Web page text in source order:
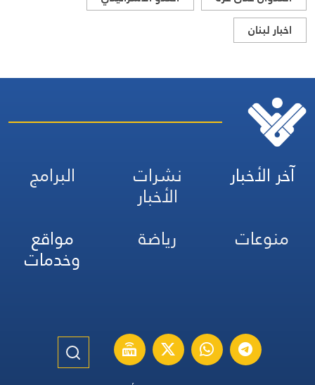
اخبار لبنان
آخر الأخبار نشرات
الأخبار
البرامج
منوعات
رياضة مواقع
وخدمات